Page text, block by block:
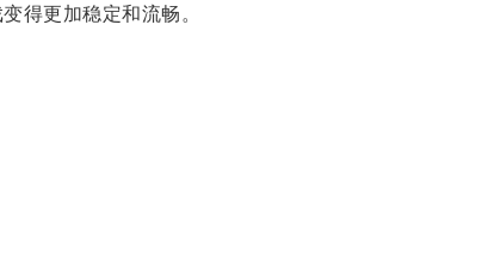
得更加稳定和流畅。